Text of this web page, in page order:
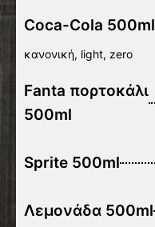
Coca-Cola 500ml
κανονική, light, zero
Fanta πορτοκάλι
500ml
Sprite 500ml
Λεμονάδα 500ml